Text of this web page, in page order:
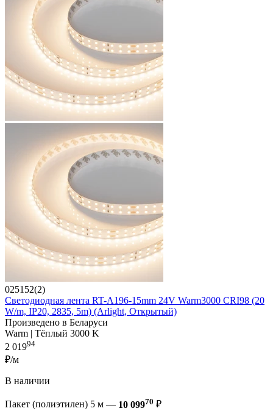
025152(2)
Светодиодная лента RT-A196-15mm 24V Warm3000 CRI98 (20
W/m, IP20, 2835, 5m) (Arlight, Открытый)
Произведено в Беларуси
Warm | Тёплый 3000 K
2 01994
₽/м
В наличии
Пакет (полиэтилен) 5 м — 10 09970 ₽